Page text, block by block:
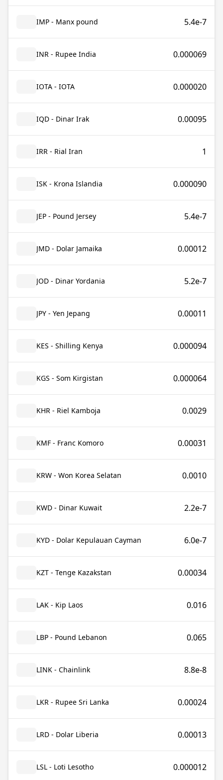
IMP - Manx pound 5.4e-7
INR - Rupee India 0.000069
IOTA - IOTA 0.000020
IQD - Dinar Irak 0.00095
IRR - Rial Iran 1
ISK - Krona Islandia 0.000090
JEP - Pound Jersey 5.4e-7
JMD - Dolar Jamaika 0.00012
JOD - Dinar Yordania 5.2e-7
JPY - Yen Jepang 0.00011
KES - Shilling Kenya 0.000094
KGS - Som Kirgistan 0.000064
KHR - Riel Kamboja 0.0029
KMF - Franc Komoro 0.00031
KRW - Won Korea Selatan 0.0010
KWD - Dinar Kuwait 2.2e-7
KYD - Dolar Kepulauan Cayman 6.0e-7
KZT - Tenge Kazakstan 0.00034
LAK - Kip Laos 0.016
LBP - Pound Lebanon 0.065
LINK - Chainlink 8.8e-8
LKR - Rupee Sri Lanka 0.00024
LRD - Dolar Liberia 0.00013
LSL - Loti Lesotho 0.000012